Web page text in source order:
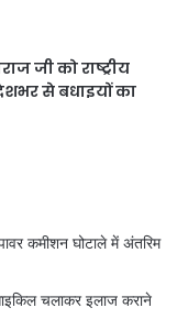
जी को राष्ट्रीय
से बधाइयों का
कमीशन घोटाले में अंतरिम
चलाकर इलाज कराने